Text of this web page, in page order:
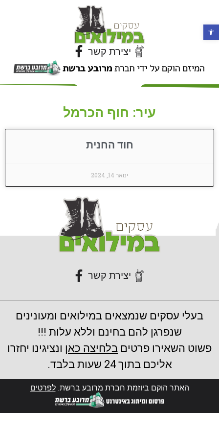
פתח סרגל נגישות
יצירת קשר
עיר: חוף הכרמל
חוד החנית
ינואר 14, 2024
יצירת קשר
בעלי עסקים שנמצאים במילואים ומעונינים
שנפרגן להם בחינם וללא עלות !!!
פשוט השאירו פרטים בלחיצה כאן ונציגינו יחזרו
אליכם בתוך 24 שעות בלבד.
האתר הוקם ביוזמת חברת מרובע ברשת.לפרטים